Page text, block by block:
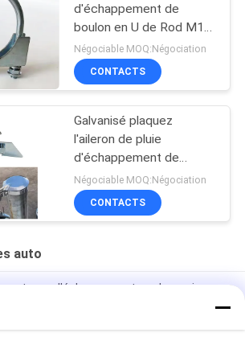
d'échappement de
boulon en U de Rod M10
de plaque d'acier
universelle
Négociable MOQ:Négociation
CONTACTS
Galvanisé plaquez
l'aileron de pluie
d'échappement de
tondeuse à gazon
1.0INCH - 8.0INCH
Négociable MOQ:Négociation
CONTACTS
auto
tuyau d'échappement rond en acier
pouces d'épaisseur 0,5 mm
acier galvanisé